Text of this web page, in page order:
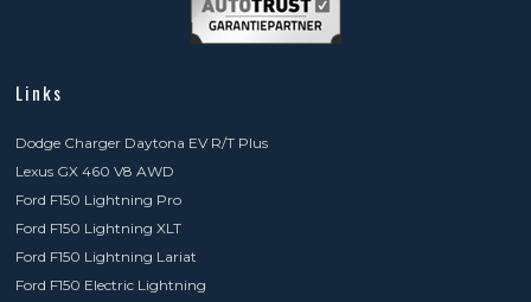
Links
Dodge Charger Daytona EV R/T Plus
Lexus GX 460 V8 AWD
Ford F150 Lightning Pro
Ford F150 Lightning XLT
Ford F150 Lightning Lariat
Ford F150 Electric Lightning